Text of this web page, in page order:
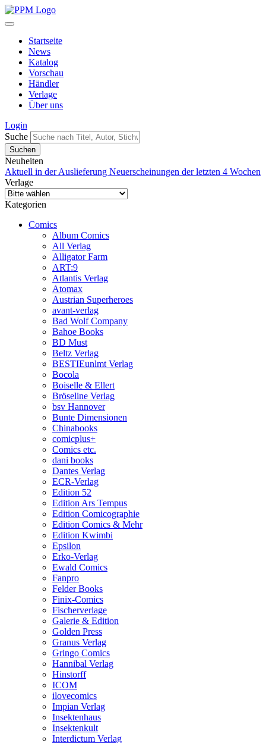
Startseite
News
Katalog
Vorschau
Händler
Verlage
Über uns
Login
Suche
Neuheiten
Aktuell in der Auslieferung Neuerscheinungen der letzten 4 Wochen
Verlage
Kategorien
Comics
Album Comics
All Verlag
Alligator Farm
ART:9
Atlantis Verlag
Atomax
Austrian Superheroes
avant-verlag
Bad Wolf Company
Bahoe Books
BD Must
Beltz Verlag
BESTIEunlmt Verlag
Bocola
Boiselle & Ellert
Bröseline Verlag
bsv Hannover
Bunte Dimensionen
Chinabooks
comicplus+
Comics etc.
dani books
Dantes Verlag
ECR-Verlag
Edition 52
Edition Ars Tempus
Edition Comicographie
Edition Comics & Mehr
Edition Kwimbi
Epsilon
Erko-Verlag
Ewald Comics
Fanpro
Felder Books
Finix-Comics
Fischerverlage
Galerie & Edition
Golden Press
Granus Verlag
Gringo Comics
Hannibal Verlag
Hinstorff
ICOM
ilovecomics
Impian Verlag
Insektenhaus
Insektenkult
Interdictum Verlag